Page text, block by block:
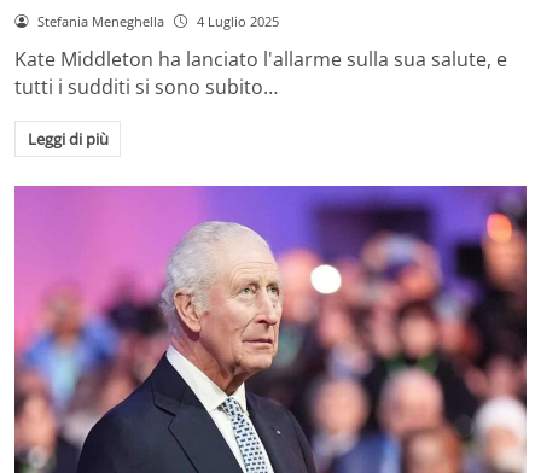
Stefania Meneghella 4 Luglio 2025
Kate Middleton ha lanciato l'allarme sulla sua salute, e
tutti i sudditi si sono subito…
Leggi di più